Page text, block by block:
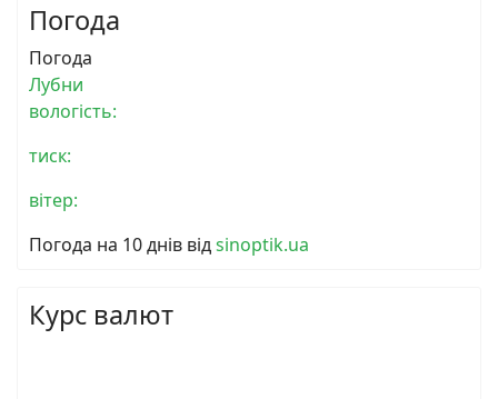
Погода
Погода
Лубни
вологість:
тиск:
вітер:
Погода на 10 днів відsinoptik.ua
Курс валют